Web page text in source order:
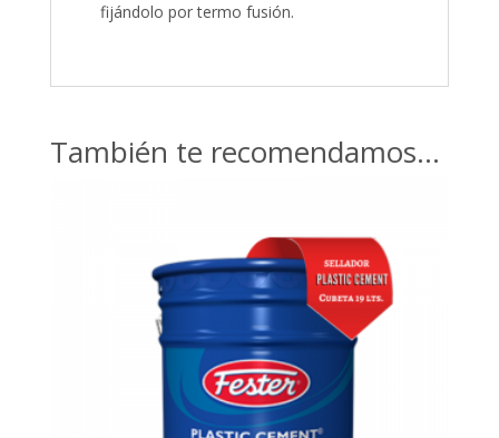
fijándolo por termo fusión.
También te recomendamos…